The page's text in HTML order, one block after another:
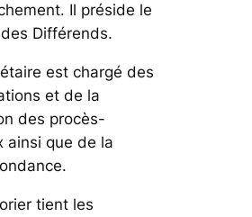
Il préside le
Différends.
est chargé des
et de la
des procès-
ainsi que de la
tient les